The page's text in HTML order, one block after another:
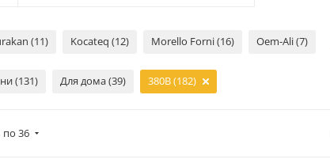
(11) Kocateq (12) Morello Forni (16) Oem-Ali (7)
(131) Для дома (39) 380В (182)
по 36